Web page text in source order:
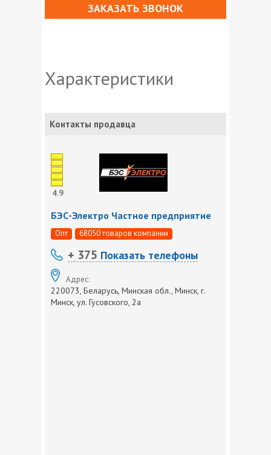
ЗАКАЗАТЬ ЗВОНОК
Характеристики
Контакты продавца
4.9
БЭС-Электро Частное предприятие
Опт 68050 товаров компании
+ 375 Показать телефоны
Адрес:
220073, Беларусь, Минская обл., Минск, г.
Минск, ул. Гусовского, 2а